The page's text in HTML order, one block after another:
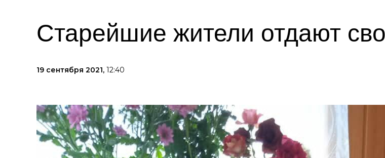
Старейшие жители отдают
19 сентября 2021, 12:40